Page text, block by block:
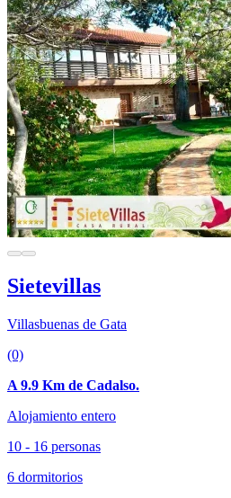
Sietevillas
Villasbuenas de Gata
(0)
A 9.9 Km de Cadalso.
Alojamiento entero
10 - 16 personas
6 dormitorios